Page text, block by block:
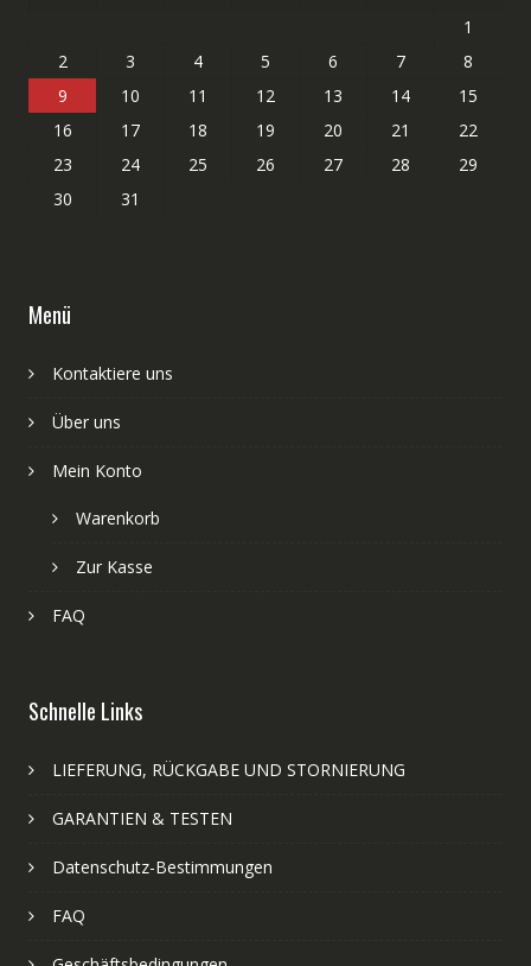
1
2
3 4 5 6 7
8
9
10 11 12 13 14
15
16
17 18 19 20 21
22
23
24 25 26 27 28
29
30
31
Menü
Kontaktiere uns
Über uns
Mein Konto
Warenkorb
Zur Kasse
FAQ
Schnelle Links
LIEFERUNG, RÜCKGABE UND STORNIERUNG
GARANTIEN & TESTEN
Datenschutz-Bestimmungen
FAQ